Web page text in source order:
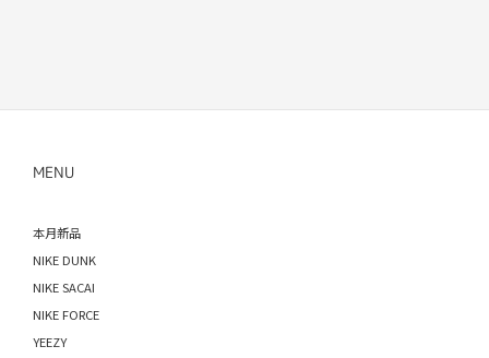
MENU
本月新品
NIKE DUNK
NIKE SACAI
NIKE FORCE
YEEZY